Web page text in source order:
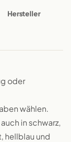
Hersteller
oder
wählen.
in schwarz,
hellblau und